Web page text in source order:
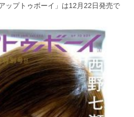
ップトゥボーイ」は12月22日発売で